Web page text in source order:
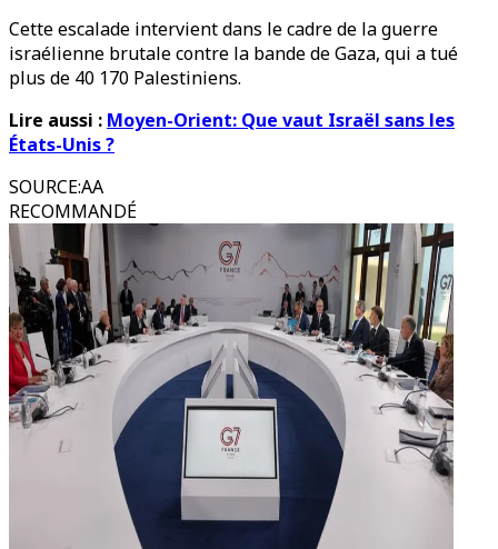
Cette escalade intervient dans le cadre de la guerre
israélienne brutale contre la bande de Gaza, qui a tué
plus de 40 170 Palestiniens.
Lire aussi : Moyen-Orient: Que vaut Israël sans les
États-Unis ?
SOURCE:AA
RECOMMANDÉ